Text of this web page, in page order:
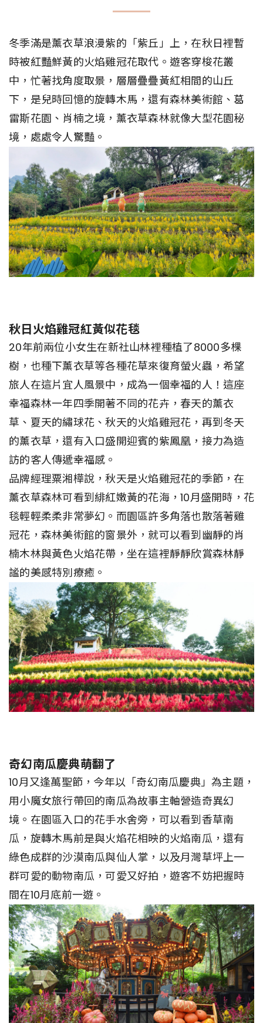
冬季滿是薰衣草浪漫紫的「紫丘」上，在秋日裡暫
時被紅豔鮮黃的火焰雞冠花取代。遊客穿梭花叢
中，忙著找角度取景，層層疊疊黃紅相間的山丘
下，是兒時回憶的旋轉木馬，還有森林美術館、葛
雷斯花園、肖楠之境，薰衣草森林就像大型花園秘
境，處處令人驚豔。
秋日火焰雞冠紅黃似花毯
20年前兩位小女生在新社山林裡種植了8000多棵
樹，也種下薰衣草等各種花草來復育螢火蟲，希望
旅人在這片宜人風景中，成為一個幸福的人！這座
幸福森林一年四季開著不同的花卉，春天的薰衣
草、夏天的繡球花、秋天的火焰雞冠花，再到冬天
的薰衣草，還有入口盛開迎賓的紫鳳凰，接力為造
訪的客人傳遞幸福感。
品牌經理粟湘樺說，秋天是火焰雞冠花的季節，在
薰衣草森林可看到緋紅嫩黃的花海，10月盛開時，花
毯輕輕柔柔非常夢幻。而園區許多角落也散落著雞
冠花，森林美術館的窗景外，就可以看到幽靜的肖
楠木林與黃色火焰花帶，坐在這裡靜靜欣賞森林靜
謐的美感特別療癒。
奇幻南瓜慶典萌翻了
10月又逢萬聖節，今年以「奇幻南瓜慶典」為主題，
用小魔女旅行帶回的南瓜為故事主軸營造奇異幻
境。在園區入口的花手水舍旁，可以看到香草南
瓜，旋轉木馬前是與火焰花相映的火焰南瓜，還有
綠色成群的沙漠南瓜與仙人掌，以及月灣草坪上一
群可愛的動物南瓜，可愛又好拍，遊客不妨把握時
間在10月底前一遊。